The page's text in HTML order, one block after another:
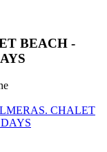
BEACH -
CHALET